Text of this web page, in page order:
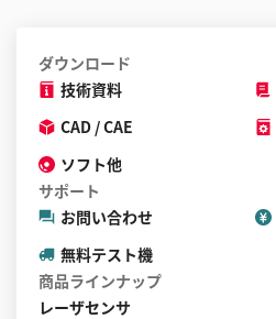
ダウンロード
技術資料
CAD / CAE
ソフト他
サポート
お問い合わせ
無料テスト機
商品ラインナップ
レーザセンサ